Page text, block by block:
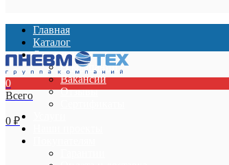
Главная
Каталог
О компании
О компании
Вакансии
Отзывы
0
Всего
0 ₽